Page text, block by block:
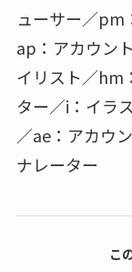
ューサー／pm
ap：アカウン
イリスト／hm
ター／i：イラ
／ae：アカウ
ナレーター
こ